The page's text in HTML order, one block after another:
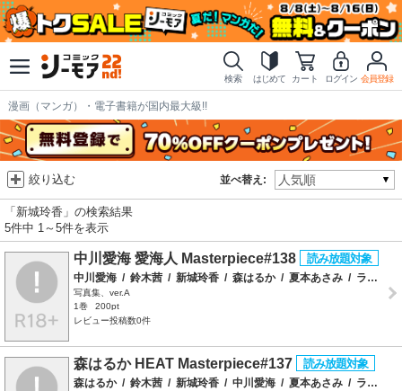
検索 はじめて カート ログイン 会員登録
漫画（マンガ）・電子書籍が国内最大級!!
並べ替え:
絞り込む
「新城玲香」の検索結果
5件中 1～5件を表示
中川愛海 愛海人 Masterpiece#138
中川愛海 / 鈴木茜 / 新城玲香 / 森はるか / 夏本あさみ / ラインコミュニケーションズ
写真集、ver.A
1巻
200pt
レビュー投稿数0件
森はるか HEAT Masterpiece#137
森はるか / 鈴木茜 / 新城玲香 / 中川愛海 / 夏本あさみ / ラインコミュニケーションズ